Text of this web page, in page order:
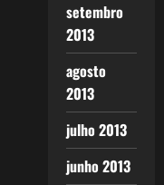
setembro
2013
agosto
2013
julho 2013
junho 2013